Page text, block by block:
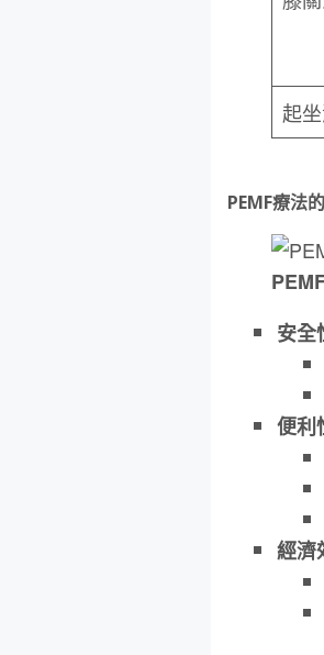
起
PEMF療法
安全
便利
經濟